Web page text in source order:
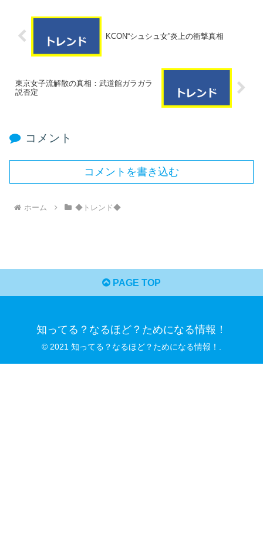
KCON“シュシュ女”炎上の衝撃真相
東京女子流解散の真相：武道館ガラガラ
説否定
コメント
コメントを書き込む
ホーム ◆トレンド◆
PAGE TOP
知ってる？なるほど？ためになる情報！
© 2021 知ってる？なるほど？ためになる情報！.